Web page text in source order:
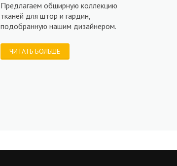
Предлагаем обширную коллекцию
тканей для штор и гардин,
подобранную нашим дизайнером.
ЧИТАТЬ БОЛЬШЕ